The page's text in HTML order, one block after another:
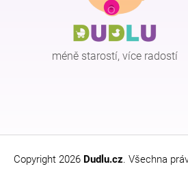
méně starostí, více radostí
Copyright 2026 Dudlu.cz. Všechna